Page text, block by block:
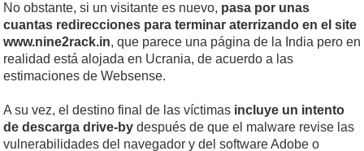
No obstante, si un visitante es nuevo, pasa por unas
cuantas redirecciones para terminar aterrizando en el site
www.nine2rack.in, que parece una página de la India pero en
realidad está alojada en Ucrania, de acuerdo a las
estimaciones de Websense.
A su vez, el destino final de las víctimas incluye un intento
de descarga drive-by después de que el malware revise las
vulnerabilidades del navegador y del software Adobe o